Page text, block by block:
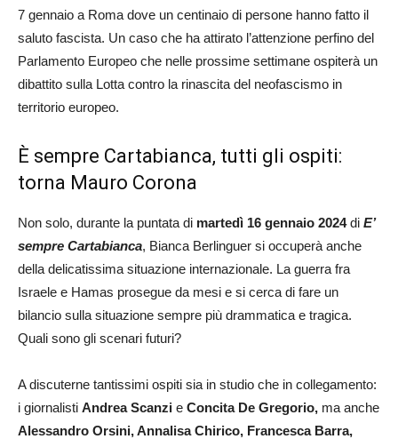
7 gennaio a Roma dove un centinaio di persone hanno fatto il
saluto fascista. Un caso che ha attirato l’attenzione perfino del
Parlamento Europeo che nelle prossime settimane ospiterà un
dibattito sulla Lotta contro la rinascita del neofascismo in
territorio europeo.
È sempre Cartabianca, tutti gli ospiti:
torna Mauro Corona
Non solo, durante la puntata di martedì 16 gennaio 2024di E’
sempre Cartabianca, Bianca Berlinguer si occuperà anche
della delicatissima situazione internazionale. La guerra fra
Israele e Hamas prosegue da mesi e si cerca di fare un
bilancio sulla situazione sempre più drammatica e tragica.
Quali sono gli scenari futuri?
A discuterne tantissimi ospiti sia in studio che in collegamento:
i giornalisti Andrea Scanzi e Concita De Gregorio, ma anche
Alessandro Orsini, Annalisa Chirico, Francesca Barra,